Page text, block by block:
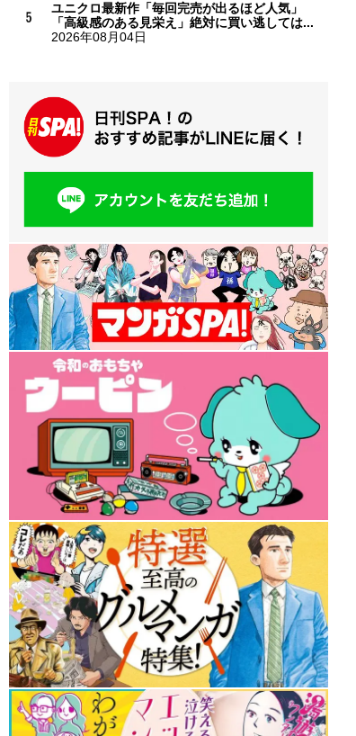
ユニクロ最新作「毎回完売が出るほど人気」
「高級感のある見栄え」絶対に買い逃しては...
2026年08月04日